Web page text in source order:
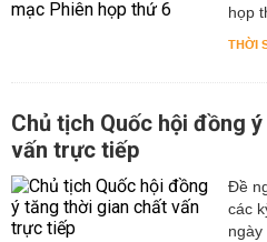
họp
THỜI
Chủ tịch Quốc hội đồng
vấn trực tiếp
Đề
các
ngày